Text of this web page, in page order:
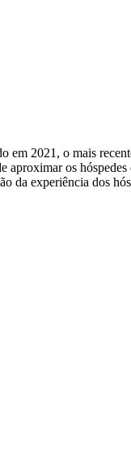
em 2021, o mais
os
da experiência dos